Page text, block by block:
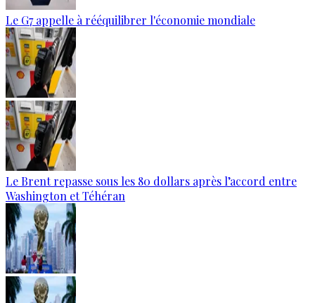
Le G7 appelle à rééquilibrer l'économie mondiale
Le Brent repasse sous les 80 dollars après l’accord entre
Washington et Téhéran